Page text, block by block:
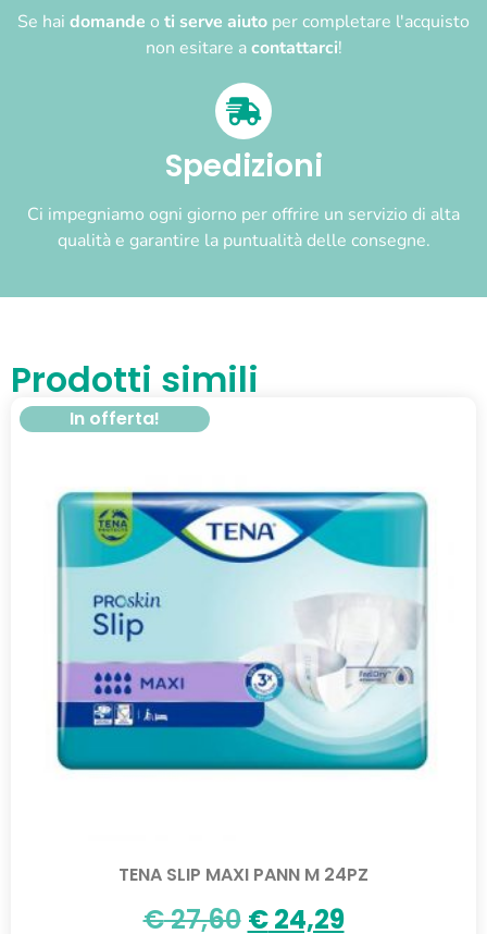
Se hai domande o ti serve aiuto per completare l'acquisto
non esitare acontattarci!
Spedizioni
Ci impegniamo ogni giorno per offrire un servizio di alta
qualità e garantire la puntualità delle consegne.
Prodotti simili
In offerta!
TENA SLIP MAXI PANN M 24PZ
€27,60 €24,29